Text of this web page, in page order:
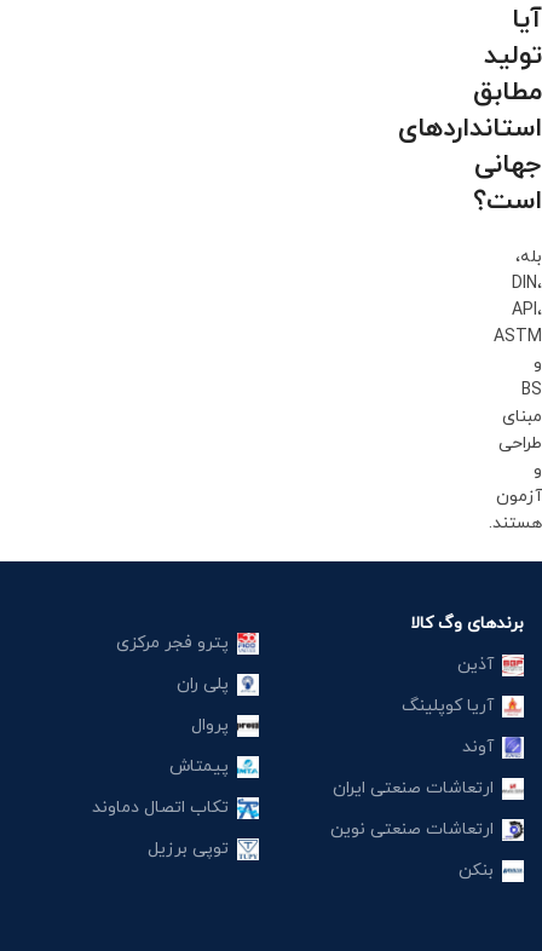
آیا
تولید
مطابق
استانداردهای
جهانی
است؟
بله،
DIN،
API،
ASTM
و
BS
مبنای
طراحی
و
آزمون
هستند.
برندهای وگ کالا
آذین
آریا کوپلینگ
آوند
ارتعاشات صنعتی ایران
ارتعاشات صنعتی نوین
بنکن
پترو فجر مرکزی
پلی ران
پروال
پیمتاش
تکاب اتصال دماوند
توپی برزیل